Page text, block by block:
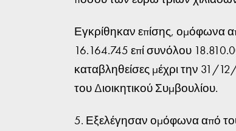
Εγκρίθηκαν επίσης, ομόφωνα
16.164.745 επί συνόλου
καταβληθείσες μέχρι την 31/
του Διοικητικού Συμβουλίου.
5. Εξελέγησαν ομόφωνα από